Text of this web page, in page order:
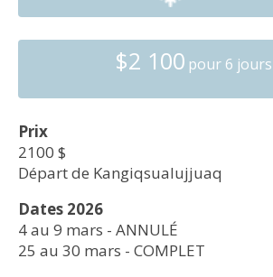
$2 100 pour 6 jours
Prix
2100 $
Départ de Kangiqsualujjuaq
Dates 2026
4 au 9 mars - ANNULÉ
25 au 30 mars - COMPLET